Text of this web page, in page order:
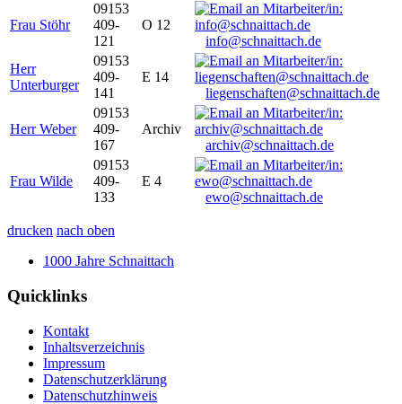
Frau Stöhr
09153
409-
121
O 12
info@schnaittach.de
Herr
Unterburger
09153
409-
141
E 14
liegenschaften@schnaittach.de
Herr Weber
09153
409-
167
Archiv
archiv@schnaittach.de
Frau Wilde
09153
409-
133
E 4
ewo@schnaittach.de
drucken nach oben
1000 Jahre Schnaittach
Quicklinks
Kontakt
Inhaltsverzeichnis
Impressum
Datenschutzerklärung
Datenschutzhinweis